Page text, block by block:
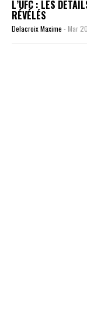
L’UFC : LES
RÉVÉLÉS
Delacroix Maxime - Mar